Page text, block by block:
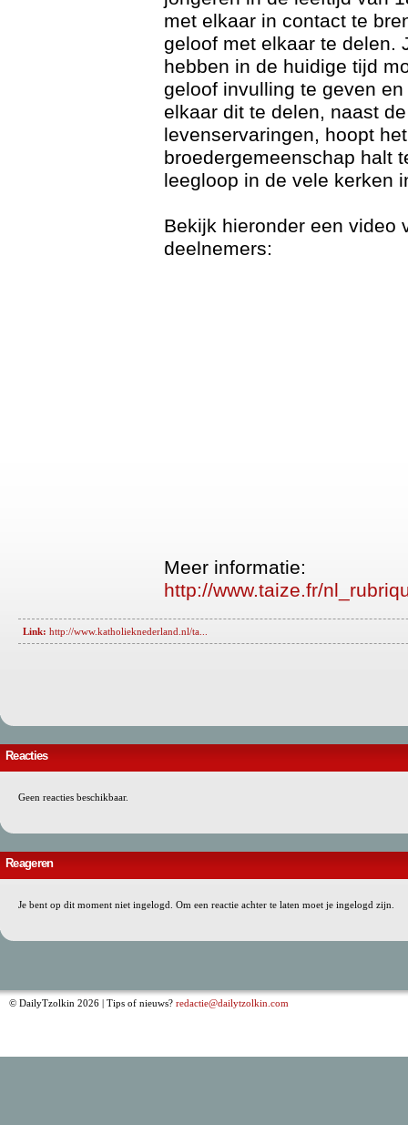
met elkaar in contact te
geloof met elkaar te delen.
hebben in de huidige tijd
geloof invulling te geven
elkaar dit te delen, naast
levenservaringen, hoopt het
broedergemeenschap halt
leegloop in de vele kerken
Bekijk hieronder een video
deelnemers:
Meer informatie:
http://www.taize.fr/
Link: http://www.katholieknederland.nl/ta...
Reacties
Geen reacties beschikbaar.
Reageren
Je bent op dit moment niet ingelogd. Om een reactie achter te laten moet je ingelogd zijn.
© DailyTzolkin 2026 | Tips of nieuws? redactie@dailytzolkin.com